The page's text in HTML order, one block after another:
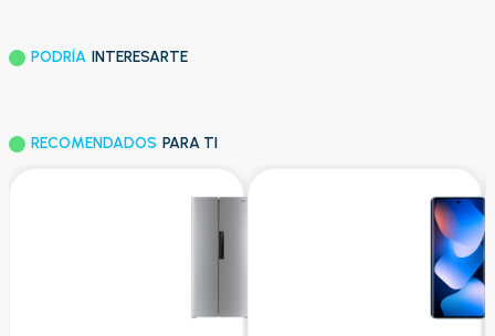
PODRÍA INTERESARTE
RECOMENDADOS PARA TI